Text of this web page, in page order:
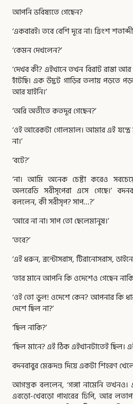
আপনি ভবিষ্যতে গেছেন?
‘একবারই। তবে বেশি দূরে না। ত্রিংশ
‘কেমন দেখলেন?’
‘দেখব কী? এইখানে তখন বিরাট রাস্তা
হাঁটছি। এক উদ্ভট গাড়ির তলায় পড়তে
আর যাইনি।’
‘অরি অতীতে কতদূর গেছেন?’
‘ওই আরেকটা গোলমাল। আমার এই যন্ত্রে
না।’
‘বটে?’
‘না। আমি অনেক চেষ্টা করেও
অলরেডি সরীসৃপেরা এসে গেছে।’
বললেন, কী সরীসৃপ? সাপ…?’
‘আরে না না। সাপ তো ছেলেমানুষ।’
‘তবে?’
‘এই ধরুন, ব্রন্টোসরাস, টিরানোসরাস,
‘তার মানে আপনি কি ওদেশেও গেছেন
‘ওই তো ভুল! ওদেশে কেন? আপনার কি
দেশে ছিল না?’
‘ছিল নাকি?’
‘ছিল মানে? এই ঠিক এইখানটাতেই ছিল।
বদনবাবুর মেরুদণ্ড দিয়ে একটা শিহরণ
আগন্তুক বললেন, ‘গঙ্গা নামেনি
এবড়ো-খেবড়ো পাথরের ঢিপি, আর